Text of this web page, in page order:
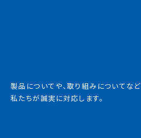
製品についてや、取り組みについてなど
私たちが誠実に対応します。